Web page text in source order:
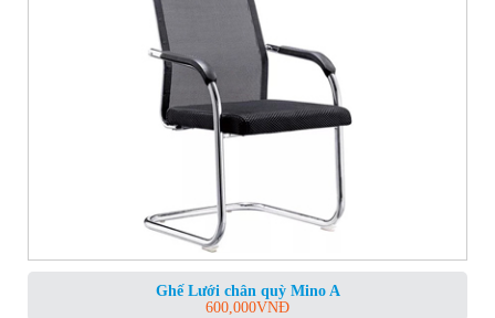
Ghế Lưới chân quỳ Mino A
600,000VNĐ